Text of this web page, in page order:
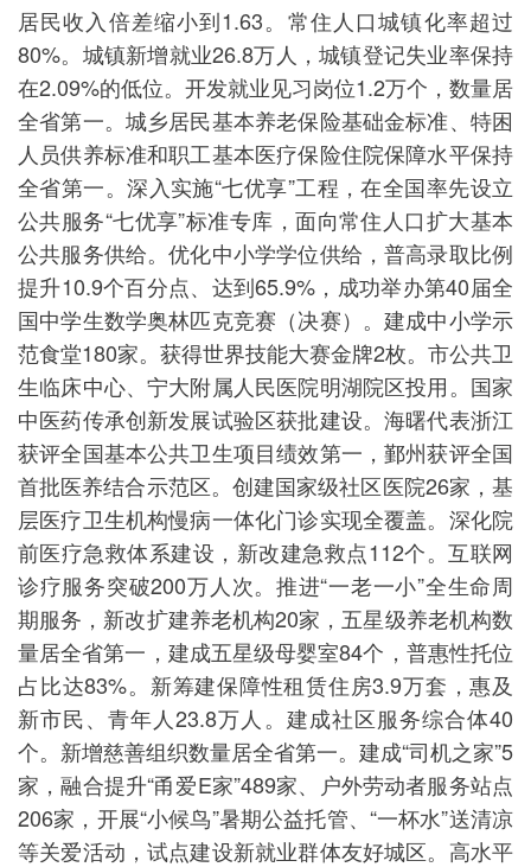
居民收入倍差缩小到1.63。常住人口城镇化率超过
80%。城镇新增就业26.8万人，城镇登记失业率保持
在2.09%的低位。开发就业见习岗位1.2万个，数量居
全省第一。城乡居民基本养老保险基础金标准、特困
人员供养标准和职工基本医疗保险住院保障水平保持
全省第一。深入实施“七优享”工程，在全国率先设立
公共服务“七优享”标准专库，面向常住人口扩大基本
公共服务供给。优化中小学学位供给，普高录取比例
提升10.9个百分点、达到65.9%，成功举办第40届全
国中学生数学奥林匹克竞赛（决赛）。建成中小学示
范食堂180家。获得世界技能大赛金牌2枚。市公共卫
生临床中心、宁大附属人民医院明湖院区投用。国家
中医药传承创新发展试验区获批建设。海曙代表浙江
获评全国基本公共卫生项目绩效第一，鄞州获评全国
首批医养结合示范区。创建国家级社区医院26家，基
层医疗卫生机构慢病一体化门诊实现全覆盖。深化院
前医疗急救体系建设，新改建急救点112个。互联网
诊疗服务突破200万人次。推进“一老一小”全生命周
期服务，新改扩建养老机构20家，五星级养老机构数
量居全省第一，建成五星级母婴室84个，普惠性托位
占比达83%。新筹建保障性租赁住房3.9万套，惠及
新市民、青年人23.8万人。建成社区服务综合体40
个。新增慈善组织数量居全省第一。建成“司机之家”5
家，融合提升“甬爱E家”489家、户外劳动者服务站点
206家，开展“小候鸟”暑期公益托管、“一杯水”送清凉
等关爱活动，试点建设新就业群体友好城区。高水平